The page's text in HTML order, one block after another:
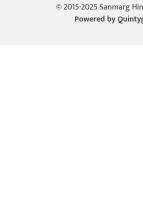
© 2015-2025 Sanmarg
Powered by